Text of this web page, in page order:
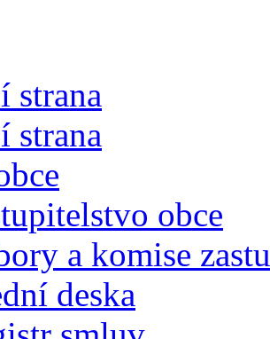
strana
strana
obce
a komise
deska